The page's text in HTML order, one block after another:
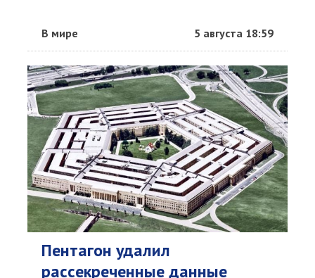
В мире 5 августа 18:59
Пентагон удалил
рассекреченные данные